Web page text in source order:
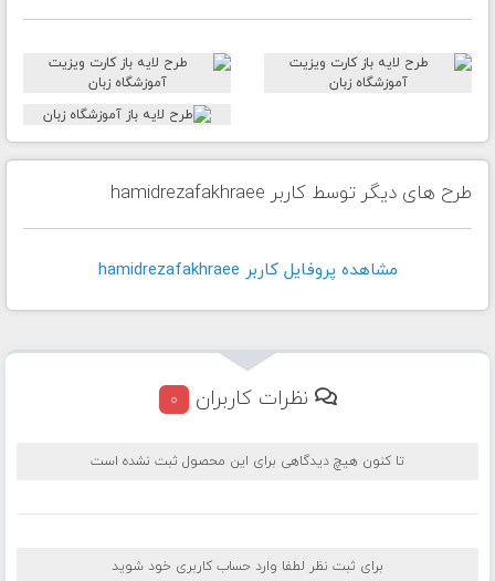
طرح های دیگر توسط کاربر hamidrezafakhraee
مشاهده پروفايل کاربر hamidrezafakhraee
نظرات کاربران 0
تا کنون هیچ دیدگاهی برای این محصول ثبت نشده است
برای ثبت نظر لطفا وارد حساب کاربری خود شوید